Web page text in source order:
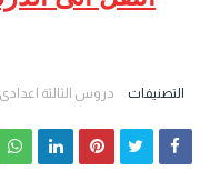
التصنيفات دروس الثالثة